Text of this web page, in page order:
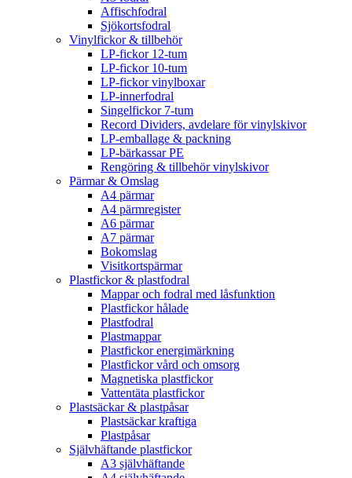
Affischfodral
Sjökortsfodral
Vinylfickor & tillbehör
LP-fickor 12-tum
LP-fickor 10-tum
LP-fickor vinylboxar
LP-innerfodral
Singelfickor 7-tum
Record Dividers, avdelare för vinylskivor
LP-emballage & packning
LP-bärkassar PE
Rengöring & tillbehör vinylskivor
Pärmar & Omslag
A4 pärmar
A4 pärmregister
A6 pärmar
A7 pärmar
Bokomslag
Visitkortspärmar
Plastfickor & plastfodral
Mappar och fodral med låsfunktion
Plastfickor hålade
Plastfodral
Plastmappar
Plastfickor energimärkning
Plastfickor vård och omsorg
Magnetiska plastfickor
Vattentäta plastfickor
Plastsäckar & plastpåsar
Plastsäckar kraftiga
Plastpåsar
Självhäftande plastfickor
A3 självhäftande